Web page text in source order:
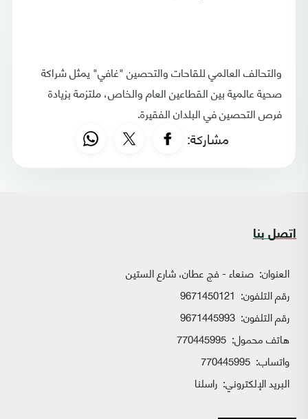
والتحالف العالمي للقاحات والتحصين "غافي" يمثل شراكة
صحية عالمية بين القطاعين العام والخاص، ملتزمة بزيادة
فرص التحصين في البلدان الفقيرة.
مشاركة:
اتصل بنا
العنوان: صنعاء - فج عطان، شارع الستين
رقم التلفون: 9671450121
رقم التلفون: 9671445993
هاتف محمول: 770445995
واتساب:
البريد الإلكتروني: راسلنا